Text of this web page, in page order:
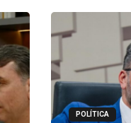
POLÍTICA